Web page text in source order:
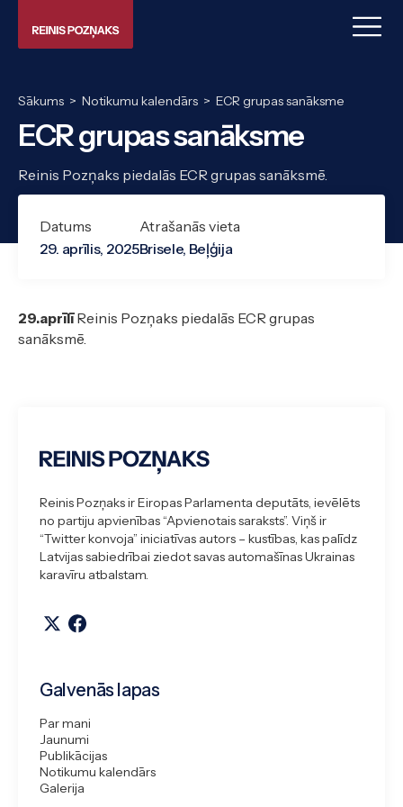
Sākums > Notikumu kalendārs > ECR grupas sanāksme
ECR grupas sanāksme
Reinis Pozņaks piedalās ECR grupas sanāksmē.
Datums
29. aprīlis, 2025
Atrašanās vieta
Brisele, Beļģija
29.aprīlīReinis Pozņaks piedalās ECR grupas
sanāksmē.
Reinis Pozņaks ir Eiropas Parlamenta deputāts, ievēlēts
no partiju apvienības “Apvienotais saraksts”. Viņš ir
“Twitter konvoja” iniciatīvas autors – kustības, kas palīdz
Latvijas sabiedrībai ziedot savas automašīnas Ukrainas
karavīru atbalstam.
Galvenās lapas
Par mani
Jaunumi
Publikācijas
Notikumu kalendārs
Galerija